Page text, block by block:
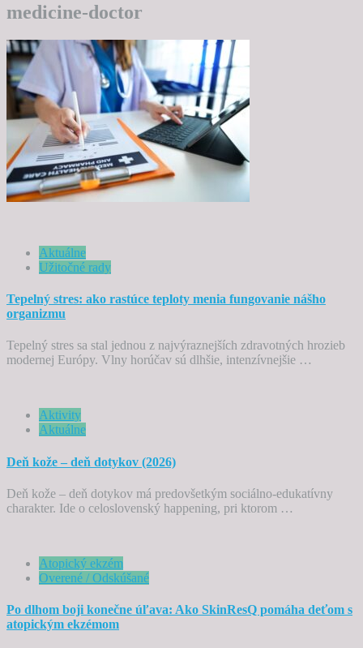
medicine-doctor
Aktuálne
Užitočné rady
Tepelný stres: ako rastúce teploty menia fungovanie nášho
organizmu
Tepelný stres sa stal jednou z najvýraznejších zdravotných hrozieb
modernej Európy. Vlny horúčav sú dlhšie, intenzívnejšie …
Aktivity
Aktuálne
Deň kože – deň dotykov (2026)
Deň kože – deň dotykov má predovšetkým sociálno-edukatívny
charakter. Ide o celoslovenský happening, pri ktorom …
Atopický ekzém
Overené / Odskúšané
Po dlhom boji konečne úľava: Ako SkinResQ pomáha deťom s
atopickým ekzémom